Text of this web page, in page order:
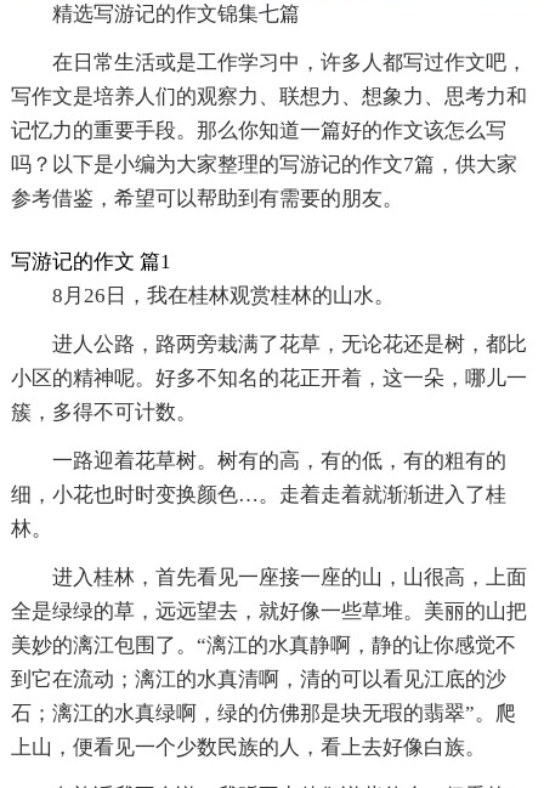
精选写游记的作文锦集七篇
在日常生活或是工作学习中，许多人都写过作文吧，
写作文是培养人们的观察力、联想力、想象力、思考力和
记忆力的重要手段。那么你知道一篇好的作文该怎么写
吗？以下是小编为大家整理的写游记的作文7篇，供大家
参考借鉴，希望可以帮助到有需要的朋友。
写游记的作文 篇1
8月26日，我在桂林观赏桂林的山水。
进人公路，路两旁栽满了花草，无论花还是树，都比
小区的精神呢。好多不知名的花正开着，这一朵，哪儿一
簇，多得不可计数。
一路迎着花草树。树有的高，有的低，有的粗有的
细，小花也时时变换颜色…。走着走着就渐渐进入了桂
林。
进入桂林，首先看见一座接一座的山，山很高，上面
全是绿绿的草，远远望去，就好像一些草堆。美丽的山把
美妙的漓江包围了。“漓江的水真静啊，静的让你感觉不
到它在流动；漓江的水真清啊，清的可以看见江底的沙
石；漓江的水真绿啊，绿的仿佛那是块无瑕的翡翠”。爬
上山，便看见一个少数民族的人，看上去好像白族。